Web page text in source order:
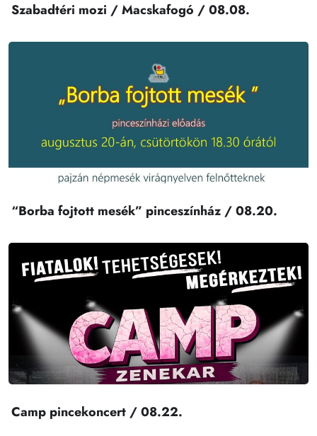
Szabadtéri mozi / Macskafogó / 08.08.
“Borba fojtott mesék” pinceszínház / 08.20.
Camp pincekoncert / 08.22.